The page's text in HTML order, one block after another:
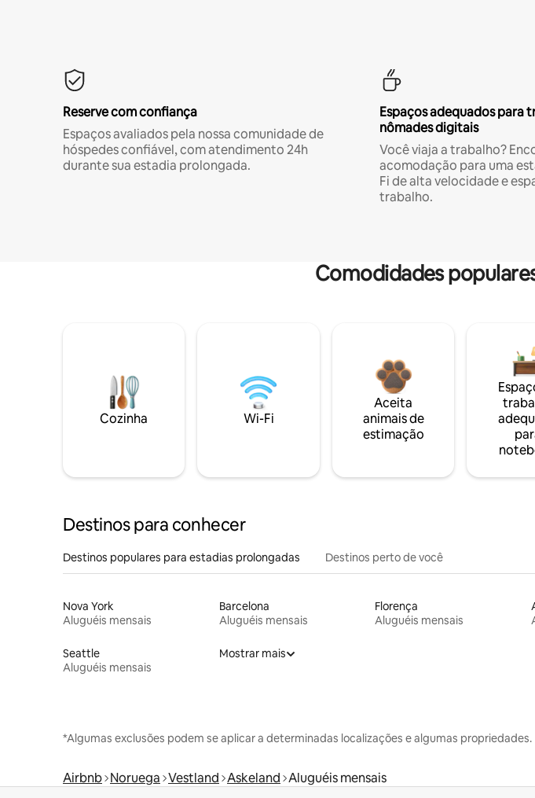
Reserve com confiança
Espaços avaliados pela nossa comunidade de
hóspedes confiável, com atendimento 24h
durante sua estadia prolongada.
Espaços adequados para
nômades digitais
Você viaja a trabalho?
acomodação para uma
Fi de alta velocidade e
trabalho.
Comodidades
Cozinha Wi-Fi
Aceita
animais de
estimação
Destinos para conhecer
Destinos populares para estadias prolongadas Destinos perto de você
Nova York
Aluguéis mensais
Barcelona
Aluguéis mensais
Florença
Aluguéis mensais
Seattle
Aluguéis mensais
Mostrar mais
*Algumas exclusões podem se aplicar a determinadas localizações e algumas propriedades.
Airbnb Noruega Vestland Askeland Aluguéis mensais